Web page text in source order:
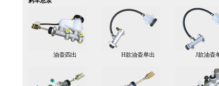
油壶四出 H款油壶单出 J款油壶